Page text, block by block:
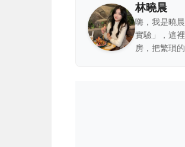
林曉晨
嗨，我是曉
實驗」，這
房，把繁瑣